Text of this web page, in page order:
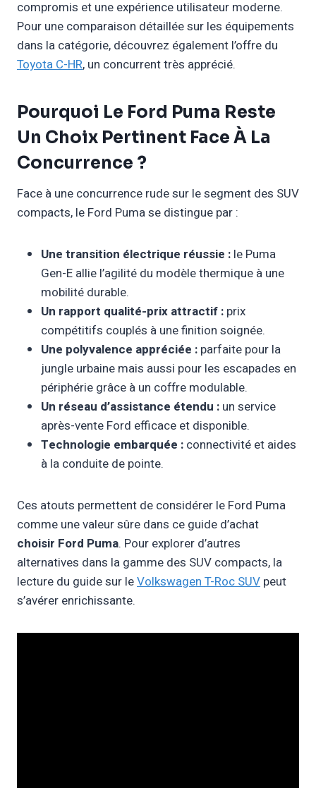
compromis et une expérience utilisateur moderne.
Pour une comparaison détaillée sur les équipements
dans la catégorie, découvrez également l’offre du
Toyota C-HR, un concurrent très apprécié.
Pourquoi Le Ford Puma Reste
Un Choix Pertinent Face À La
Concurrence ?
Face à une concurrence rude sur le segment des SUV
compacts, le Ford Puma se distingue par :
Une transition électrique réussie : le Puma
Gen-E allie l’agilité du modèle thermique à une
mobilité durable.
Un rapport qualité-prix attractif : prix
compétitifs couplés à une finition soignée.
Une polyvalence appréciée : parfaite pour la
jungle urbaine mais aussi pour les escapades en
périphérie grâce à un coffre modulable.
Un réseau d’assistance étendu : un service
après-vente Ford efficace et disponible.
Technologie embarquée : connectivité et aides
à la conduite de pointe.
Ces atouts permettent de considérer le Ford Puma
comme une valeur sûre dans ce guide d’achat
choisir Ford Puma. Pour explorer d’autres
alternatives dans la gamme des SUV compacts, la
lecture du guide sur leVolkswagen T-Roc SUV peut
s’avérer enrichissante.